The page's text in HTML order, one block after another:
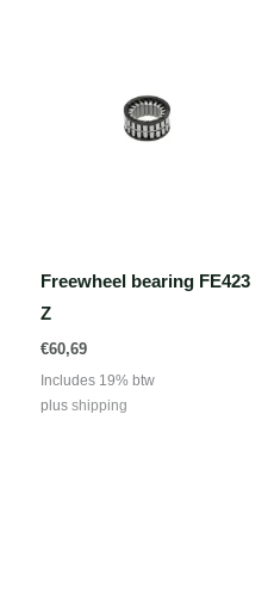
Freewheel bearing FE423
Z
€60,69
Includes 19% btw
plus shipping